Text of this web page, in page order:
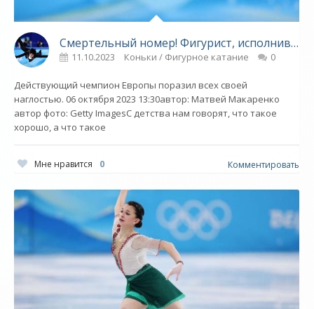
Смертельный номер! Фигурист, исполнив запрещённое сальто, получил деньги и славу - «Фигурное катание»
11.10.2023 Коньки / Фигурное катание 0
Действующий чемпион Европы поразил всех своей
наглостью. 06 октября 2023 13:30автор: Матвей Макаренко
автор фото: Getty ImagesС детства нам говорят, что такое
хорошо, а что такое
Мне нравится 0 Комментировать